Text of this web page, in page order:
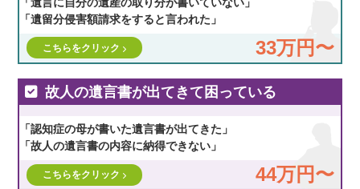
「遺留分侵害額請求をすると言われた」
33万円〜
こちらをクリック
故人の遺言書が出てきて困っている
「認知症の母が書いた遺言書が出てきた」
「故人の遺言書の内容に納得できない」
44万円〜
こちらをクリック